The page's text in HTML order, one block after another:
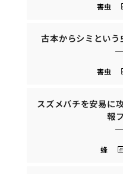
害虫
古本からシミとい
害虫
スズメバチを安易に
報
蜂